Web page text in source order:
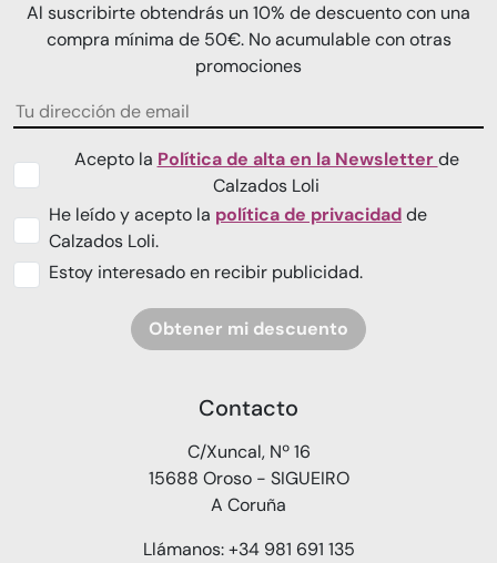
Al suscribirte obtendrás un 10% de descuento con una
compra mínima de 50€. No acumulable con otras
promociones
Acepto la Política de alta en la Newsletterde
Calzados Loli
He leído y acepto la política de privacidadde
Calzados Loli.
Estoy interesado en recibir publicidad.
Obtener mi descuento
Contacto
C/Xuncal, Nº 16
15688 Oroso - SIGUEIRO
A Coruña
Llámanos: +34 981 691 135